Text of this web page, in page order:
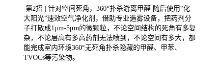
第2招 | 针对空间死角，360°扑杀游离甲醛 随后使用“化
大阳光”速效空气净化剂，借助专业造雾设备，把药剂分
子打散成1μm-5μm的微颗粒，不论空间结构的死角有多复
杂，不论层高有多高药剂无法喷到，不论空间有多大，都
能完成室内环境360°无死角扑杀隐藏的甲醛、甲苯、
TVOCs等污染物。